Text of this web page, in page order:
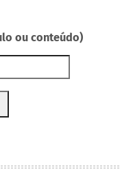
ou conteúdo)